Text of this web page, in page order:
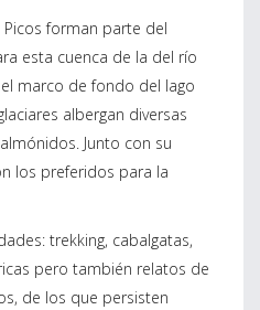
Picos forman parte del
esta cuenca de la del río
marco de fondo del lago
albergan diversas
Junto con su
los preferidos para la
trekking, cabalgatas,
pero también relatos de
de los que persisten